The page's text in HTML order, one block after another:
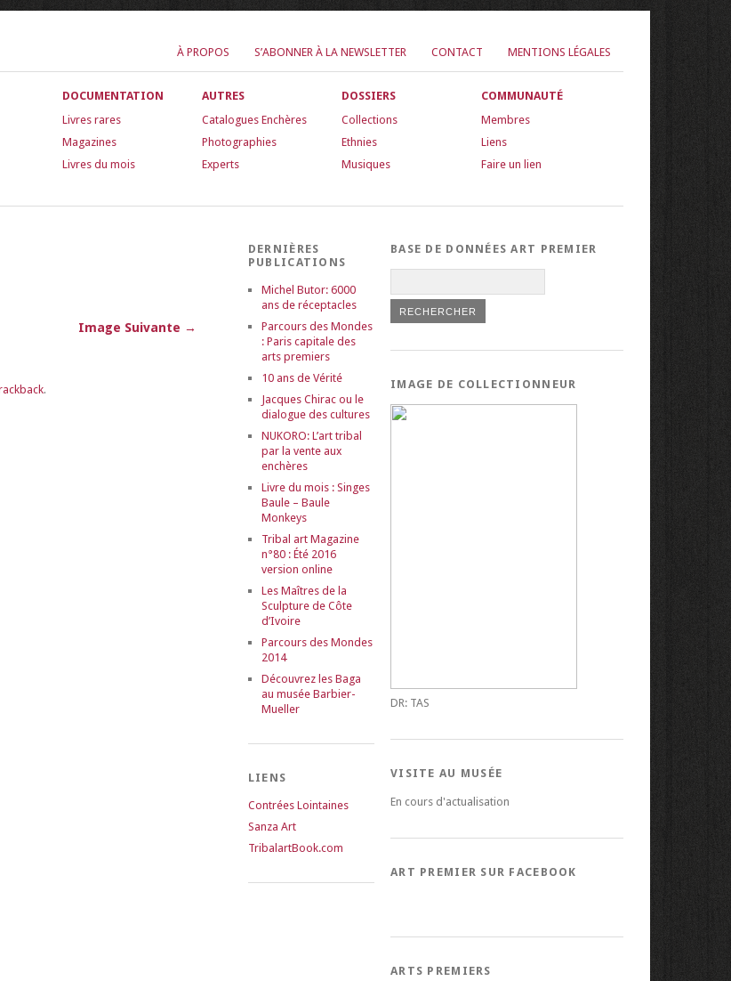
À PROPOS S’ABONNER À LA NEWSLETTER CONTACT MENTIONS LÉGALES
DOCUMENTATION
Livres rares
Magazines
Livres du mois
AUTRES
Catalogues Enchères
Photographies
Experts
DOSSIERS
Collections
Ethnies
Musiques
COMMUNAUTÉ
Membres
Liens
Faire un lien
Image Suivante →
.
DERNIÈRES
PUBLICATIONS
Michel Butor: 6000
ans de réceptacles
Parcours des Mondes
: Paris capitale des
arts premiers
10 ans de Vérité
Jacques Chirac ou le
dialogue des cultures
NUKORO: L’art tribal
par la vente aux
enchères
Livre du mois : Singes
Baule – Baule
Monkeys
Tribal art Magazine
n°80 : Été 2016
version online
Les Maîtres de la
Sculpture de Côte
d’Ivoire
Parcours des Mondes
2014
Découvrez les Baga
au musée Barbier-
Mueller
LIENS
Contrées Lointaines
Sanza Art
TribalartBook.com
BASE DE DONNÉES ART PREMIER
IMAGE DE COLLECTIONNEUR
DR: TAS
VISITE AU MUSÉE
En cours d'actualisation
ART PREMIER SUR FACEBOOK
ARTS PREMIERS